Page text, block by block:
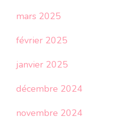
mars 2025
février 2025
janvier 2025
décembre 2024
novembre 2024